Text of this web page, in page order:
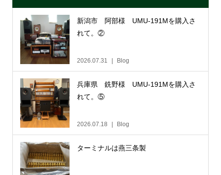
新潟市 阿部様 UMU-191Mを購入さ
れて。②
2026.07.31 Blog
兵庫県 銑野様 UMU-191Mを購入さ
れて。⑤
2026.07.18 Blog
ターミナルは燕三条製